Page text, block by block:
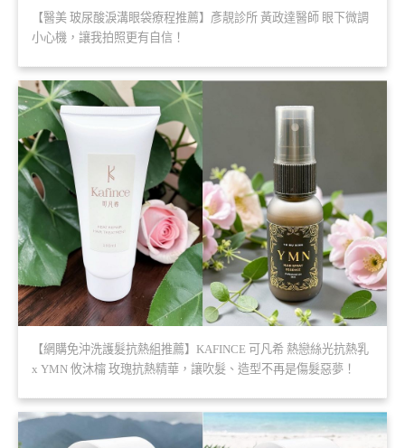
【醫美 玻尿酸淚溝眼袋療程推薦】彥靚診所 黃政達醫師 眼下微調
小心機，讓我拍照更有自信！
【網購免沖洗護髮抗熱組推薦】KAFINCE 可凡希 熱戀絲光抗熱乳
x YMN 攸沐橣 玫瑰抗熱精華，讓吹髮、造型不再是傷髮惡夢！